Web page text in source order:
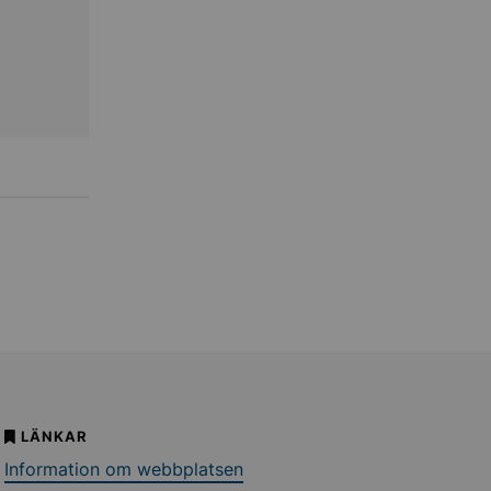
LÄNKAR
Information om webbplatsen